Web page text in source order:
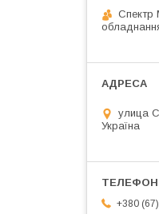
Спектр
улица
Україна
+380